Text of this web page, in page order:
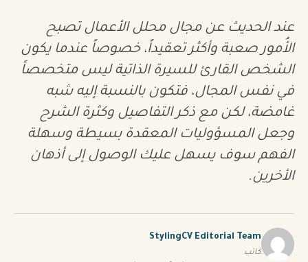
ES
FR
IN
PT
TL
عند الحديث عن مجال محلل الأعمال تصبح
الأُمور صعبة وأكثر تعقيداً، خصوصاً عندما يكون
الشخص القارئ للسيرة الذاتية ليس متخصصاً
في نفس المجال، فتكون بالنسبة إليه شبه
غامضة، لكن مع ذكر التفاصيل وكثرة الشرح
وجعل المسؤوليات المعقدة بسيطة وسهلة
الفهم سوف يسهل عليك الوصول إلى أذهان
الأخرين.
StylingCV Editorial Team
كاتب